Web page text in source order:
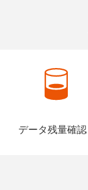
データ残量確認